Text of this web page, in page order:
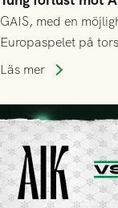
GAIS, med en
Europaspelet på
Stockholm . Men
lyckades få in 2-0.
Läs mer